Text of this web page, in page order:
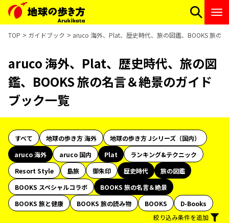
TOP ガイドブック aruco 海外、Plat、歴史時代、旅の図鑑、BOOKS 旅の
aruco 海外、Plat、歴史時代、旅の図
鑑、BOOKS 旅の名言＆絶景のガイド
ブック一覧
すべて 地球の歩き方 海外
地球の歩き方 Jシリーズ（国内）
aruco 海外
aruco 国内 Plat
ランキング&テクニック
Resort Style
島旅 御朱印 歴史時代
旅の図鑑
BOOKS スペシャルコラボ
BOOKS 旅の名言＆絶景
BOOKS 旅と健康
BOOKS 旅の読み物 BOOKS
D-Books
絞り込み条件を追加